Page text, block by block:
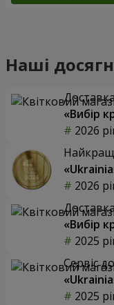
Наші
«Вибір
2026
2026
«Вибір
2025
Сервіс
2025